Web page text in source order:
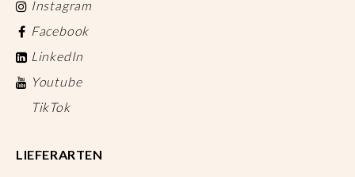
Instagram
Facebook
LinkedIn
Youtube
TikTok
LIEFERARTEN